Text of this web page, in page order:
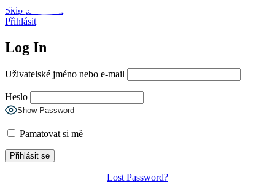
Skip to content
Přihlásit
Log In
Uživatelské jméno nebo e-mail
Heslo
Show Password
Pamatovat si mě
Lost Password?